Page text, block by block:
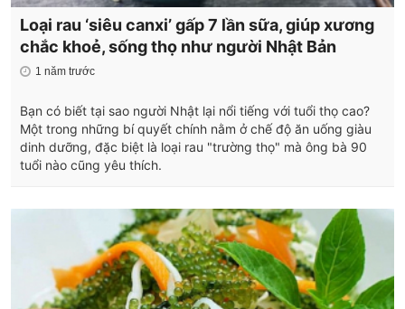
Loại rau ‘siêu canxi’ gấp 7 lần sữa, giúp xương
chắc khoẻ, sống thọ như người Nhật Bản
1 năm trước
Bạn có biết tại sao người Nhật lại nổi tiếng với tuổi thọ cao?
Một trong những bí quyết chính nằm ở chế độ ăn uống giàu
dinh dưỡng, đặc biệt là loại rau "trường thọ" mà ông bà 90
tuổi nào cũng yêu thích.